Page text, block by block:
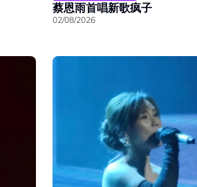
蔡恩雨首唱新歌疯子
02/08/2026